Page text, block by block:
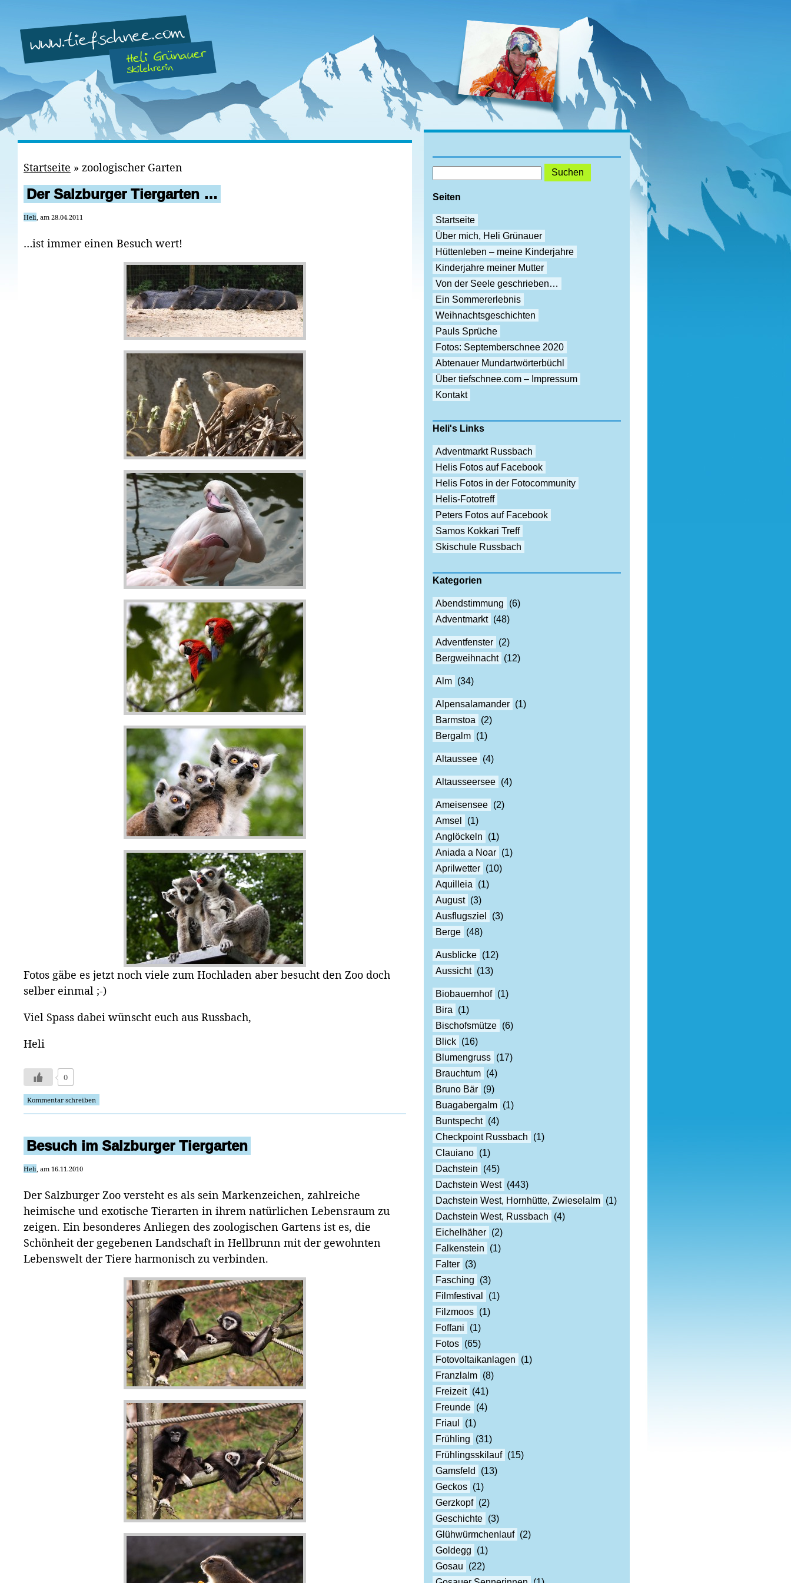
Startseite » zoologischer Garten
Der Salzburger Tiergarten …
Heli, am 28.04.2011
…ist immer einen Besuch wert!
Fotos gäbe es jetzt noch viele zum Hochladen aber besucht den Zoo doch
selber einmal ;-)
Viel Spass dabei wünscht euch aus Russbach,
Heli
0
Kommentar schreiben
Besuch im Salzburger Tiergarten
Heli, am 16.11.2010
Der Salzburger Zoo versteht es als sein Markenzeichen, zahlreiche
heimische und exotische Tierarten in ihrem natürlichen Lebensraum zu
zeigen. Ein besonderes Anliegen des zoologischen Gartens ist es, die
Schönheit der gegebenen Landschaft in Hellbrunn mit der gewohnten
Lebenswelt der Tiere harmonisch zu verbinden.
Seiten
Startseite
Über mich, Heli Grünauer
Hüttenleben – meine Kinderjahre
Kinderjahre meiner Mutter
Von der Seele geschrieben…
Ein Sommererlebnis
Weihnachtsgeschichten
Pauls Sprüche
Fotos: Septemberschnee 2020
Abtenauer Mundartwörterbüchl
Über tiefschnee.com – Impressum
Kontakt
Heli's Links
Adventmarkt Russbach
Helis Fotos auf Facebook
Helis Fotos in der Fotocommunity
Helis-Fototreff
Peters Fotos auf Facebook
Samos Kokkari Treff
Skischule Russbach
Kategorien
Abendstimmung
(6)
Adventmarkt (48)
Adventfenster (2)
Bergweihnacht (12)
Alm (34)
Alpensalamander (1)
Barmstoa
(2)
Bergalm (1)
Altaussee (4)
Altausseersee (4)
Ameisensee (2)
Amsel
(1)
Anglöckeln
(1)
Aniada a Noar (1)
Aprilwetter (10)
Aquilleia
(1)
August (3)
Ausflugsziel
(3)
Berge (48)
Ausblicke (12)
Aussicht (13)
Biobauernhof (1)
Bira
(1)
Bischofsmütze (6)
Blick (16)
Blumengruss (17)
Brauchtum (4)
Bruno Bär (9)
Buagabergalm (1)
Buntspecht (4)
Checkpoint Russbach
(1)
Clauiano (1)
Dachstein
(45)
Dachstein West (443)
Dachstein West, Hornhütte, Zwieselalm (1)
Dachstein West, Russbach
(4)
Eichelhäher (2)
Falkenstein
(1)
Falter (3)
Fasching
(3)
Filmfestival
(1)
Filzmoos (1)
Foffani
(1)
Fotos (65)
Fotovoltaikanlagen
(1)
Franzlalm (8)
Freizeit (41)
Freunde (4)
Friaul
(1)
Frühling
(31)
Frühlingsskilauf (15)
Gamsfeld
(13)
Geckos (1)
Gerzkopf (2)
Geschichte (3)
Glühwürmchenlauf (2)
Goldegg
(1)
Gosau
(22)